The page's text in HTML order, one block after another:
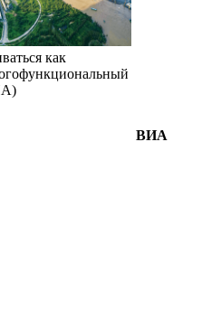
как
ВИА